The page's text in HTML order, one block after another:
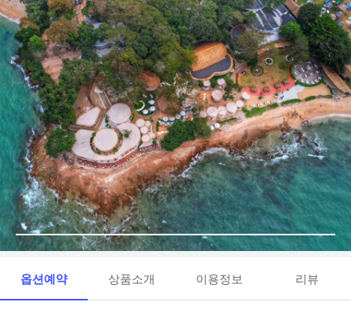
옵션예약 상품소개 이용정보 리뷰